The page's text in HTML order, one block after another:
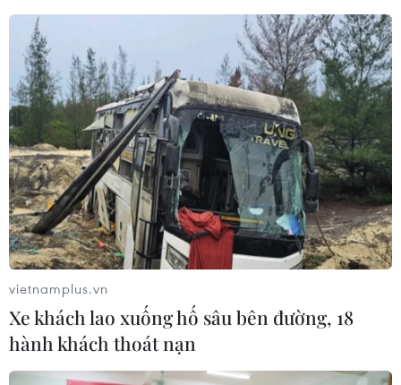
vietnamplus.vn
Xe khách lao xuống hố sâu bên đường, 18
hành khách thoát nạn